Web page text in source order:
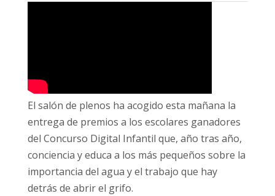
El salón de plenos ha acogido esta mañana la
entrega de premios a los escolares ganadores
del Concurso Digital Infantil que, año tras año,
conciencia y educa a los más pequeños sobre la
importancia del agua y el trabajo que hay
detrás de abrir el grifo.